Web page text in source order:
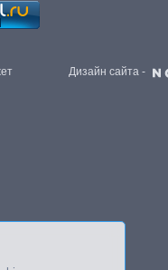
Дизайн сайта -